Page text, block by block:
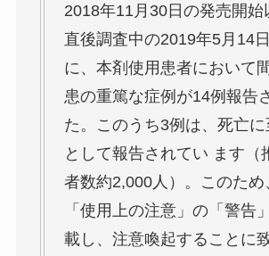
2018年11月30日の発売開始
直後調査中の2019年5月14
に、本剤使用患者において
患の重篤な症例が14例報告
た。このうち3例は、死亡に
として報告されてい ます（
者数約2,000人）。このため
「使用上の注意」の「警告
載し、注意喚起することに